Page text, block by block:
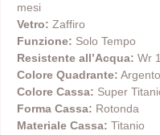
mesi
Vetro: Zaffiro
Funzione: Solo Tempo
Resistente all’Acqua: Wr
Colore Quadrante: Argento
Colore Cassa: Super
Forma Cassa: Rotonda
Materiale Cassa: Titanio